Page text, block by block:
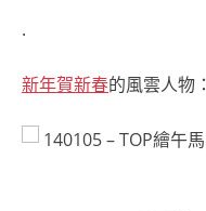
.
新年賀新春的風雲人物：